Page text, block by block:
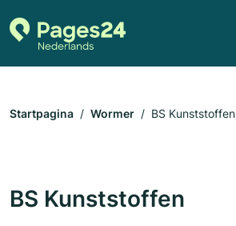
Startpagina Wormer BS Kunststoffen
BS Kunststoffen